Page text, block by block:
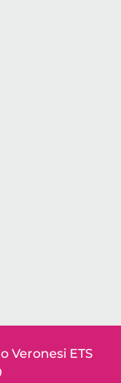
Veronesi ETS